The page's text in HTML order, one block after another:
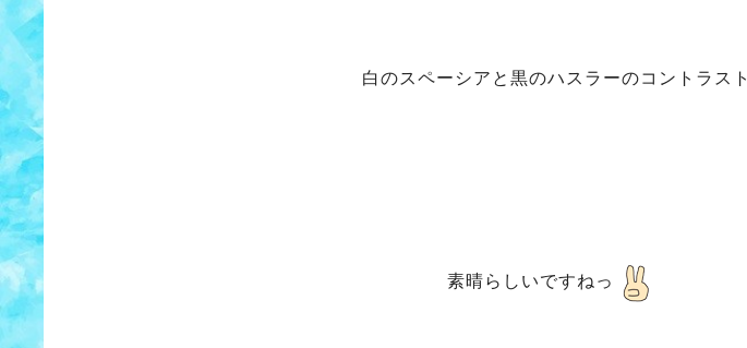
白のスペーシアと黒のハスラーのコントラスト
素晴らしいですねっ